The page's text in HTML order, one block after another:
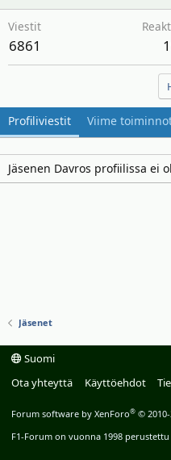
Viestit
6861
Profiliviestit Viime
Jäsenen Davros profiilissa ei
Jäsenet
Suomi
Ota yhteyttä
Käyttöehdot
Forum software by XenForo® ©
F1-Forum on vuonna 1998